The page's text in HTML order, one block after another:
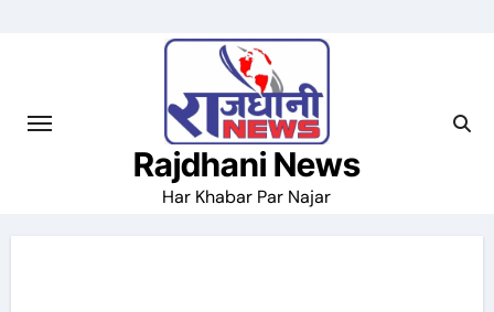
Rajdhani News
Har Khabar Par Najar